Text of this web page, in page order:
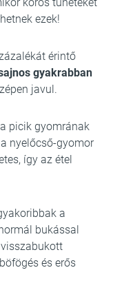
ezek!
érintő
gyakrabban
javul.
picik gyomrának
nyelőcső-gyomor
így az étel
a
bukással
és erős